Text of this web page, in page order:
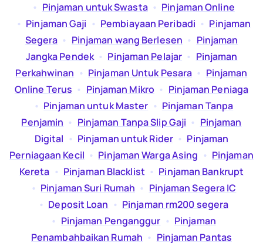
  •
Pinjaman untuk Swasta
  •
Pinjaman Online
  •
Pinjaman Gaji
  •
Pembiayaan Peribadi
  •
Pinjaman
Segera
  •
Pinjaman wang Berlesen
  •
Pinjaman
Jangka Pendek
  •
Pinjaman Pelajar
  •
Pinjaman
Perkahwinan
  •
Pinjaman Untuk Pesara
  •
Pinjaman
Online Terus
  •
Pinjaman Mikro
  •
Pinjaman Peniaga
  •
Pinjaman untuk Master
  •
Pinjaman Tanpa
Penjamin
  •
Pinjaman Tanpa Slip Gaji
  •
Pinjaman
Digital
  •
Pinjaman untuk Rider
  •
Pinjaman
Perniagaan Kecil
  •
Pinjaman Warga Asing
  •
Pinjaman
Kereta
  •
Pinjaman Blacklist
  •
Pinjaman Bankrupt
  •
Pinjaman Suri Rumah
  •
Pinjaman Segera IC
  •
Deposit Loan
  •
Pinjaman rm200 segera
  •
Pinjaman Penganggur
  •
Pinjaman
Penambahbaikan Rumah
  •
Pinjaman Pantas